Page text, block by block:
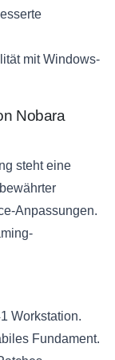
mit Windows-
Nobara
steht eine
Anpassungen.
Workstation.
Fundament.